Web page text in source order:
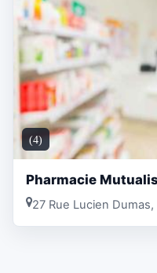
(4)
Pharmacie
27 Rue Lucien